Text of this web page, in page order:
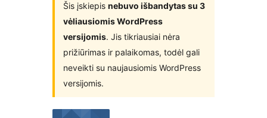
Šis įskiepis nebuvo išbandytas su 3
vėliausiomis WordPress
versijomis. Jis tikriausiai nėra
prižiūrimas ir palaikomas, todėl gali
neveikti su naujausiomis WordPress
versijomis.